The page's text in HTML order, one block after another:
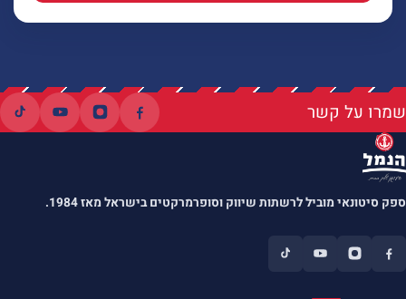
שמרו על קשר
ספק סיטונאי מוביל לרשתות שיווק וסופרמרקטים בישראל מאז 1984.